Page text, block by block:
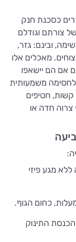
כסכנת חנק
ותינוקות מתחת לגיל 5. בשל צורתם וגודלם
ובינם: גזר,
מאכלים אלו
אם הם יישאפו
משמעותית
קשות, חטיפים
חדה או
מגע פיזי
התינוק